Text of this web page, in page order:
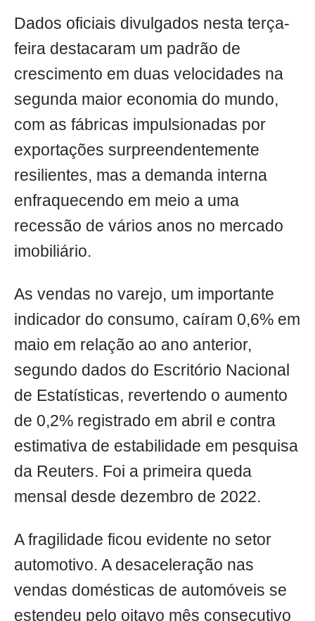
Dados oficiais divulgados nesta terça-
feira destacaram um padrão de
crescimento em duas velocidades na
segunda maior economia do mundo,
com as fábricas impulsionadas por
exportações surpreendentemente
resilientes, mas a demanda interna
enfraquecendo em meio a uma
recessão de vários anos no mercado
imobiliário.
As vendas no varejo, um importante
indicador do consumo, caíram 0,6% em
maio em relação ao ano anterior,
segundo dados do Escritório Nacional
de Estatísticas, revertendo o aumento
de 0,2% registrado em abril e contra
estimativa de estabilidade em pesquisa
da Reuters. Foi a primeira queda
mensal desde dezembro de 2022.
A fragilidade ficou evidente no setor
automotivo. A desaceleração nas
vendas domésticas de automóveis se
estendeu pelo oitavo mês consecutivo